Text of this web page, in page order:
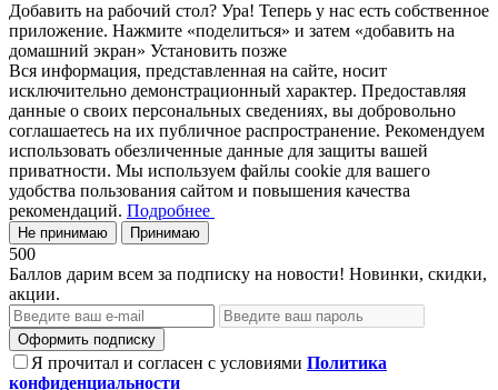
Добавить на рабочий стол? Ура! Теперь у нас есть собственное
приложение. Нажмите «поделиться» и затем «добавить на
домашний экран» Установить позже
Вся информация, представленная на сайте, носит
исключительно демонстрационный характер. Предоставляя
данные о своих персональных сведениях, вы добровольно
соглашаетесь на их публичное распространение. Рекомендуем
использовать обезличенные данные для защиты вашей
приватности. Мы используем файлы cookie для вашего
удобства пользования сайтом и повышения качества
рекомендаций. Подробнее
Не принимаю Принимаю
500
Баллов дарим всем за подписку на новости! Новинки, скидки,
акции.
Оформить подписку
Я прочитал и согласен с условиями Политика
конфиденциальности